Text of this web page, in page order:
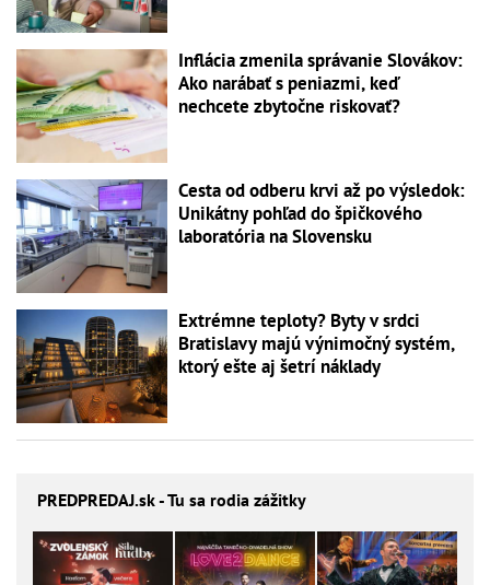
Inflácia zmenila správanie Slovákov:
Ako narábať s peniazmi, keď
nechcete zbytočne riskovať?
Cesta od odberu krvi až po výsledok:
Unikátny pohľad do špičkového
laboratória na Slovensku
Extrémne teploty? Byty v srdci
Bratislavy majú výnimočný systém,
ktorý ešte aj šetrí náklady
PREDPREDAJ.sk - Tu sa rodia zážitky